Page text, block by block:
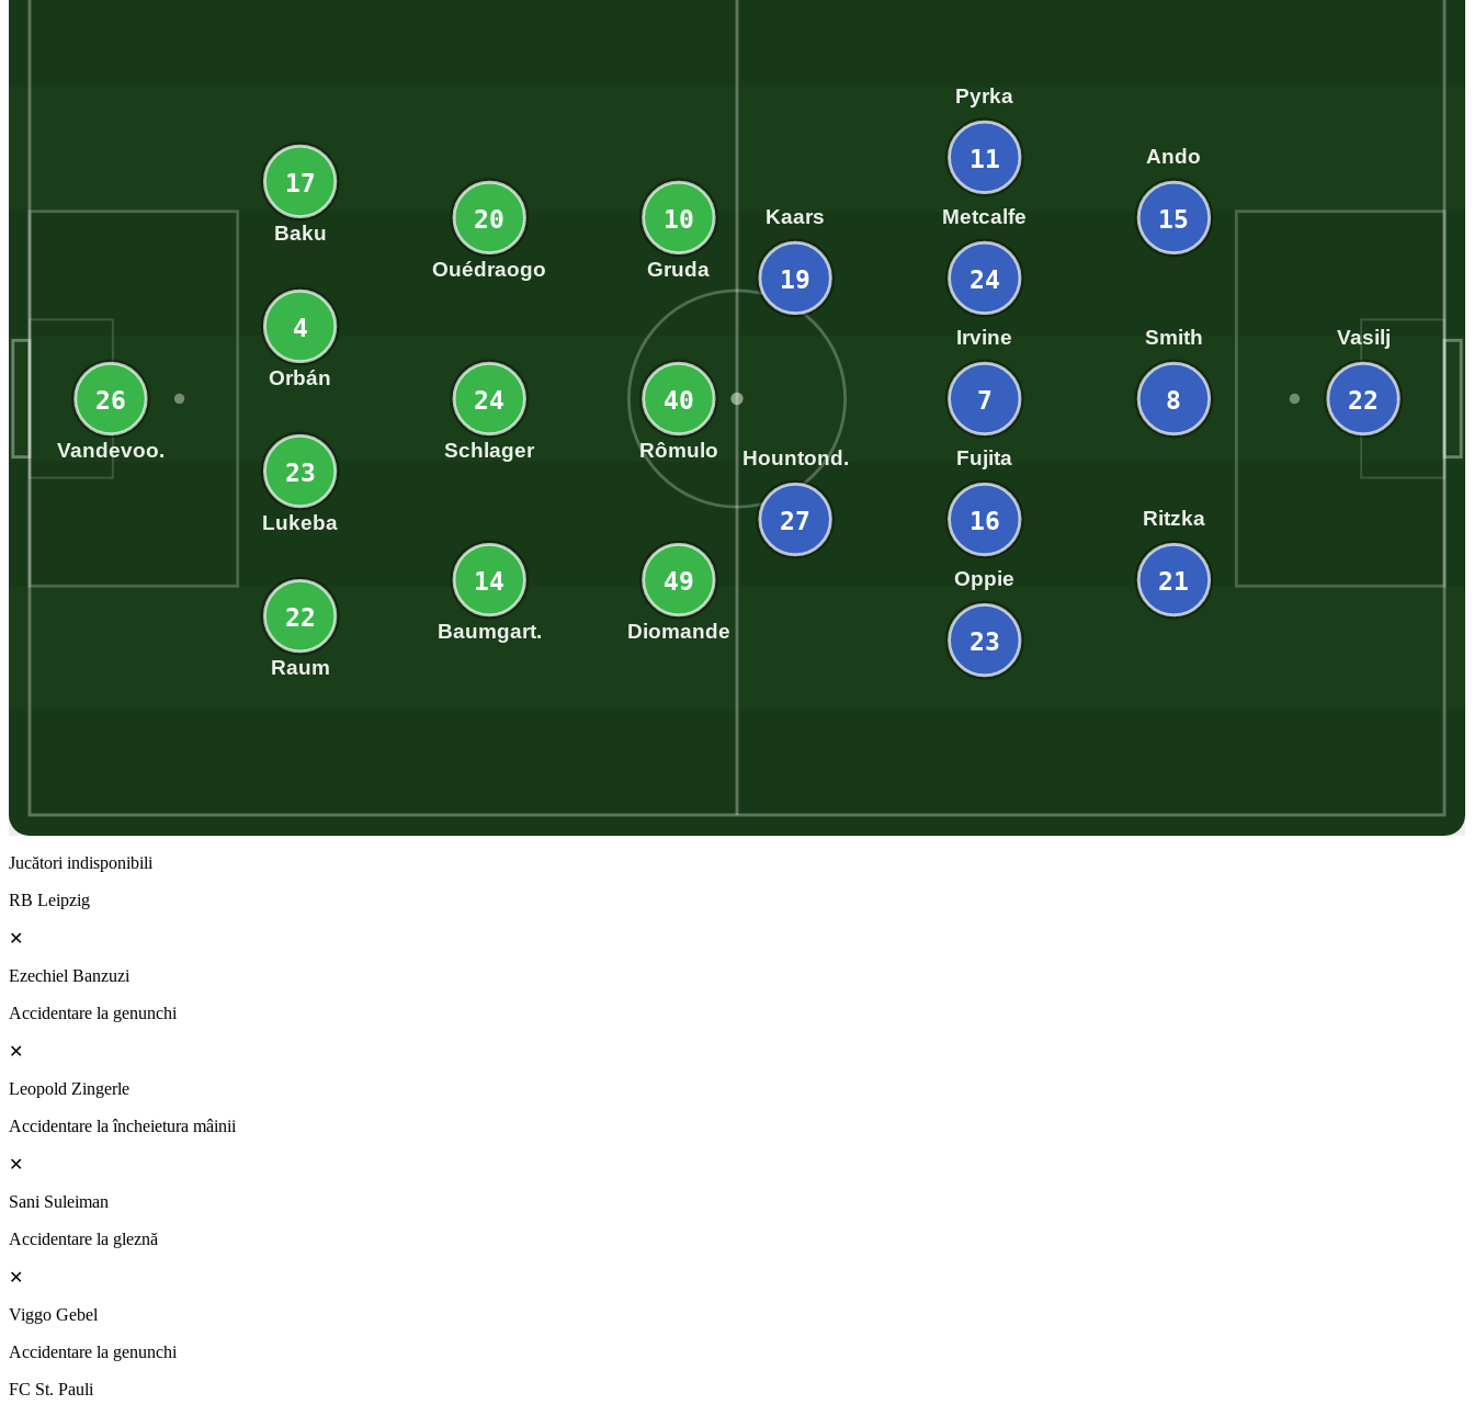
26
Vandevoo.
17
Baku
4
Orbán
23
Lukeba
22
Raum
20
Ouédraogo
24
Schlager
14
Baumgart.
10
Gruda
40
Rômulo
49
Diomande
22
Vasilj
15
Ando
8
Smith
21
Ritzka
11
Pyrka
24
Metcalfe
7
Irvine
16
Fujita
23
Oppie
19
Kaars
27
Hountond.
Jucători indisponibili
RB Leipzig
✕
Ezechiel Banzuzi
Accidentare la genunchi
✕
Leopold Zingerle
Accidentare la încheietura mâinii
✕
Sani Suleiman
Accidentare la gleznă
✕
Viggo Gebel
Accidentare la genunchi
FC St. Pauli